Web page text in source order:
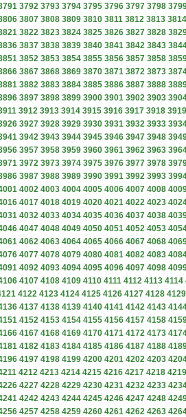
3792 3793 3794 3795 3796 3797 3798
3807 3808 3809 3810 3811 3812 3813 3814
3822 3823 3824 3825 3826 3827 3828
3837 3838 3839 3840 3841 3842 3843
3852 3853 3854 3855 3856 3857 3858
3867 3868 3869 3870 3871 3872 3873
3882 3883 3884 3885 3886 3887 3888
3897 3898 3899 3900 3901 3902 3903
3912 3913 3914 3915 3916 3917 3918 3919
3927 3928 3929 3930 3931 3932 3933
3942 3943 3944 3945 3946 3947 3948
3957 3958 3959 3960 3961 3962 3963
3972 3973 3974 3975 3976 3977 3978
3987 3988 3989 3990 3991 3992 3993
4002 4003 4004 4005 4006 4007 4008
4017 4018 4019 4020 4021 4022 4023
4032 4033 4034 4035 4036 4037 4038
4047 4048 4049 4050 4051 4052 4053
4062 4063 4064 4065 4066 4067 4068
4077 4078 4079 4080 4081 4082 4083
4092 4093 4094 4095 4096 4097 4098
4107 4108 4109 4110 4111 4112 4113 4114
4122 4123 4124 4125 4126 4127 4128 4129
4137 4138 4139 4140 4141 4142 4143
4152 4153 4154 4155 4156 4157 4158
4167 4168 4169 4170 4171 4172 4173
4182 4183 4184 4185 4186 4187 4188
4197 4198 4199 4200 4201 4202 4203
4212 4213 4214 4215 4216 4217 4218 4219
4227 4228 4229 4230 4231 4232 4233
4242 4243 4244 4245 4246 4247 4248
4257 4258 4259 4260 4261 4262 4263